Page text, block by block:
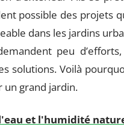
possible des projets
dans les jardins
peu
solutions. Voilà
un grand jardin.
et l'humidité